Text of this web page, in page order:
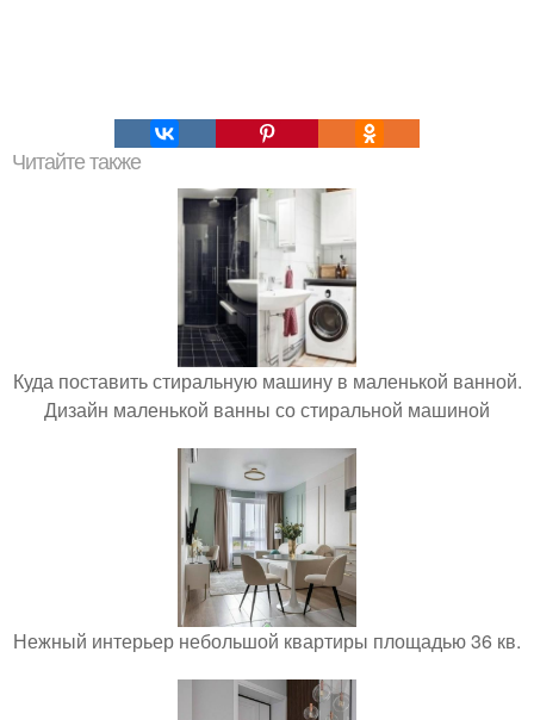
Читайте также
Куда поставить стиральную машину в маленькой ванной.
Дизайн маленькой ванны со стиральной машиной
Нежный интерьер небольшой квартиры площадью 36 кв.